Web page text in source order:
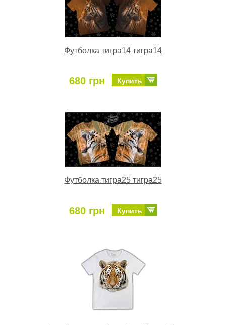
Футболка тигра14 тигра14
680 грн Купить
Футболка тигра25 тигра25
680 грн Купить